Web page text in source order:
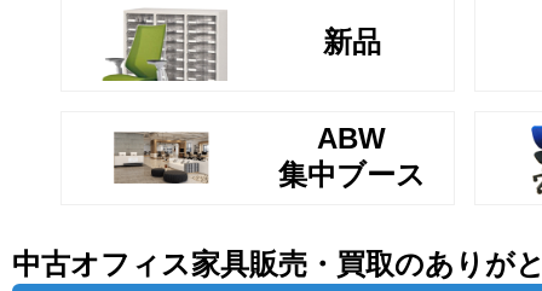
新品
ABW
集中ブース
中古オフィス家具販売・買取のありが